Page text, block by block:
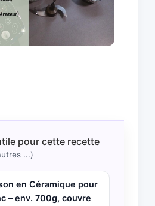
pour cette recette
...)
en Céramique pour
– env. 700g, couvre